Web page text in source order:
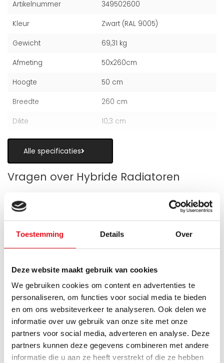
Toestemming Details Over
Deze website maakt gebruik van cookies
We gebruiken cookies om content en advertenties te
personaliseren, om functies voor social media te bieden
en om ons websiteverkeer te analyseren. Ook delen we
informatie over uw gebruik van onze site met onze
partners voor social media, adverteren en analyse. Deze
partners kunnen deze gegevens combineren met andere
informatie die u aan ze heeft verstrekt of die ze hebben
Artikelnummer 349502600
Kleur Zwart (RAL 9005)
Gewicht 69,31 kg
Afmeting 50x260cm
Hoogte 50 cm
Breedte 260 cm
Dikte 10,3 cm
Alle specificaties
Vragen over Hybride Radiatoren
meest nuttig?
Wat is technisch gezien een hybride
paneelradiator?
Hoe verschilt de warmteafgifte van een